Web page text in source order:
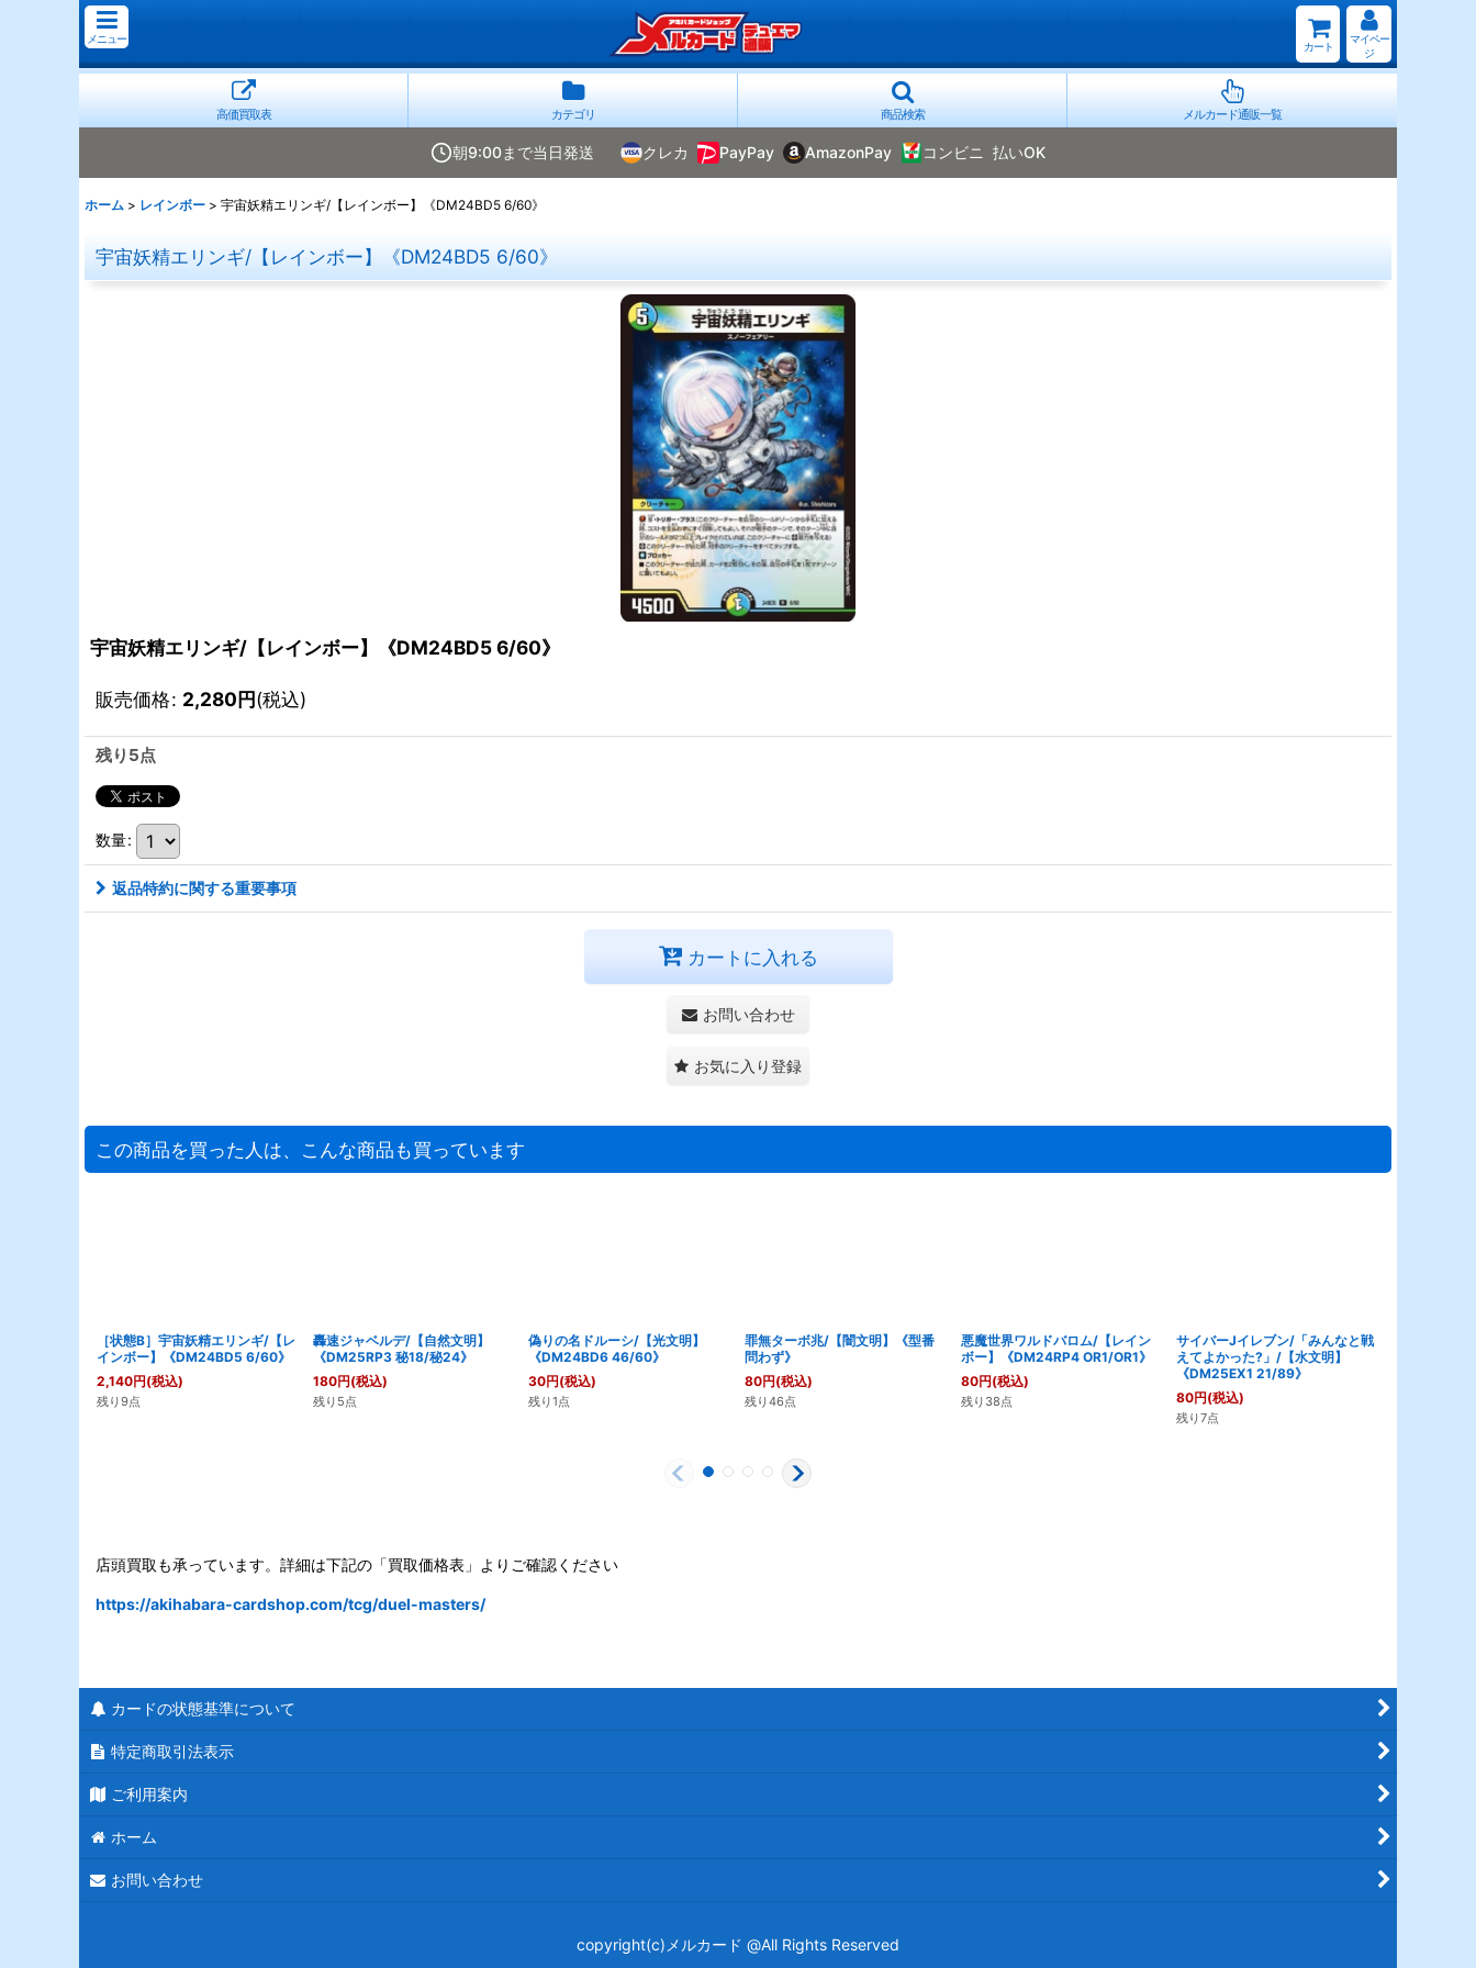
メニュー
カート
マイペー
ジ
高価買取表 カテゴリ 商品検索 メルカード通販一覧
朝9:00まで当日発送 クレカ PayPay AmazonPay コンビニ 払いOK
ホーム > レインボー > 宇宙妖精エリンギ/【レインボー】《DM24BD5 6/60》
宇宙妖精エリンギ/【レインボー】《DM24BD5 6/60》
宇宙妖精エリンギ/【レインボー】《DM24BD5 6/60》
販売価格: 2,280円(税込)
残り5点
数量:
返品特約に関する重要事項
カートに入れる
お問い合わせ
お気に入り登録
この商品を買った人は、こんな商品も買っています
［状態B］宇宙妖精エリンギ/【レ
インボー】《DM24BD5 6/60》
2,140円(税込)
残り9点
轟速ジャベルデ/【自然文明】
《DM25RP3 秘18/秘24》
180円(税込)
残り5点
偽りの名ドルーシ/【光文明】
《DM24BD6 46/60》
30円(税込)
残り1点
罪無ターボ兆/【闇文明】《型番
問わず》
80円(税込)
残り46点
悪魔世界ワルドバロム/【レイン
ボー】《DM24RP4 OR1/OR1》
80円(税込)
残り38点
サイバーJイレブン/「みんなと戦
えてよかった?」/【水文明】
《DM25EX1 21/89》
80円(税込)
残り7点
店頭買取も承っています。詳細は下記の「買取価格表」よりご確認ください
https://akihabara-cardshop.com/tcg/duel-masters/
カードの状態基準について
特定商取引法表示
ご利用案内
ホーム
お問い合わせ
copyright(c)メルカード @All Rights Reserved